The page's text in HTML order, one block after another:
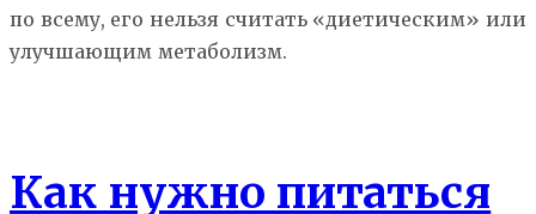
по всему, его нельзя считать «диетическим» или
улучшающим метаболизм.
Как нужно питаться